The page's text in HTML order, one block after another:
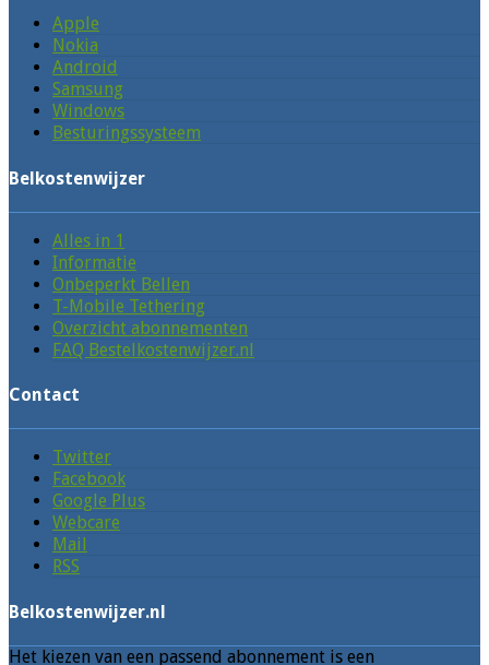
Apple
Nokia
Android
Samsung
Windows
Besturingssysteem
Belkostenwijzer
Alles in 1
Informatie
Onbeperkt Bellen
T-Mobile Tethering
Overzicht abonnementen
FAQ Bestelkostenwijzer.nl
Contact
Twitter
Facebook
Google Plus
Webcare
Mail
RSS
Belkostenwijzer.nl
Het kiezen van een passend abonnement is een